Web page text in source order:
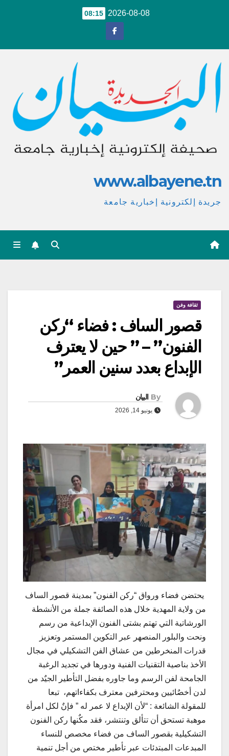
2026-08-08
08:15
www.albayene.tn
جريدة إلكترونية إخبارية جامعة
ثقافة وفن
قصور الساف : فضاء “ركن
الفنون” – ” حين لا يعترف
الإبداع بعدد سنين العمر”
By البيان
يونيو 14, 2026
يحتضن فضاء ورواق “ركن الفنون” بمدينة قصور الساف
من ولاية المهدية خلال هذه الصائفة جملة من الأنشطة
الورشاتية التي تهتم بشتى الفنون الإبداعية من رسم
ونحت والبلور المنصهر عبر التكوين المستمر وتعزيز
قدرات المنخرطين من عشاق الفن التشكيلي في مجال
الأخذ بناصية التقنيات الفنية ودورها في تجديد الرغبة
الجامحة لفن الرسم وما جاوره بفضل التأطير الجيٌد من
لدن أخصٌائيين ومحترفين معترف بكفاءاتهم، تبعا
للمقولة الشائعة : “لأن الإبداع لا عمر له ” فإنٌ لكل امرأة
موهبة تستحق أن تتألق وتنتشر، فقد مكٌنها ركن الفنون
التشكيلية بقصور الساف من فضاء مخصص للنساء
المبدعات المبتدئات عبر تأطير مختص من أجل تنمية